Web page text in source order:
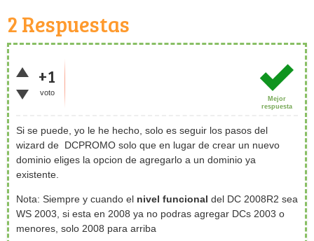
2 Respuestas
+1
voto
Mejor
respuesta
Si se puede, yo le he hecho, solo es seguir los pasos del
wizard de DCPROMO solo que en lugar de crear un nuevo
dominio eliges la opcion de agregarlo a un dominio ya
existente.
Nota: Siempre y cuando el nivel funcional del DC 2008R2 sea
WS 2003, si esta en 2008 ya no podras agregar DCs 2003 o
menores, solo 2008 para arriba